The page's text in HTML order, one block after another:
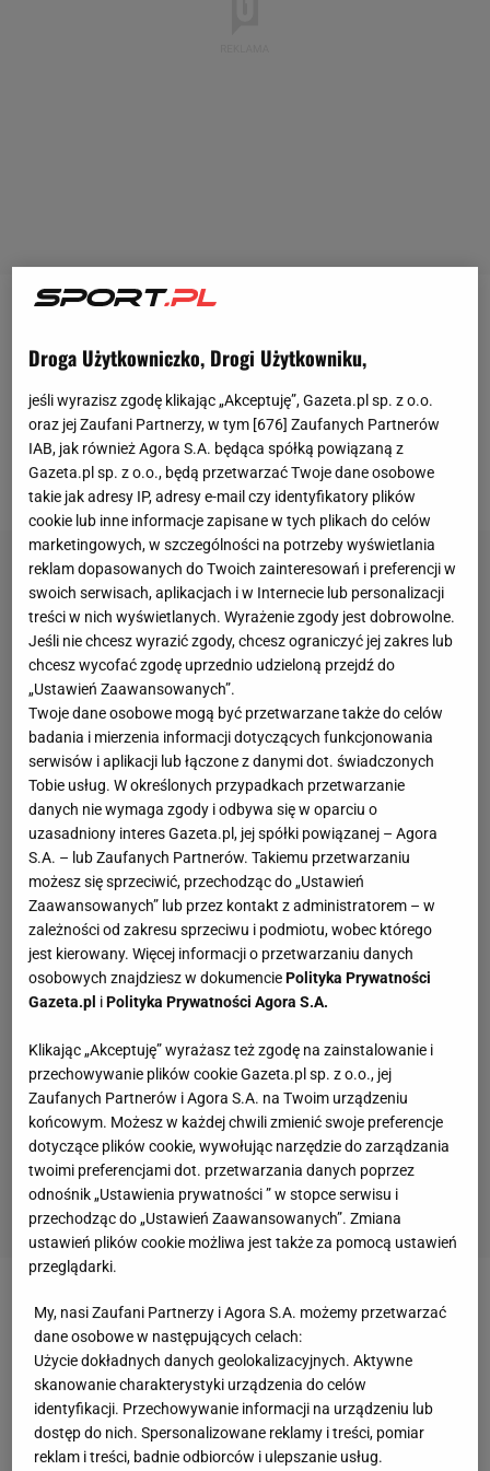
Jagiellonii Białystok z Molde w fazie ligowej Ligi
finału mogą trafić naLegię Warszawa. Warunkiem
jest wygranie dwumeczu z Shamrock Rovers, co
będzie problematyczne.
Zobacz wideoNajładniejsze gole 24. kolejki Premier
League
Grali potencjalni rywale Legii Warszawa w Lidze
Konferencji. Molde przegrało z Shamrock Rovers
Droga Użytkowniczko, Drogi Użytkowniku,
jeśli wyrazisz zgodę klikając „Akceptuję”, Gazeta.pl sp. z o.o.
oraz jej Zaufani Partnerzy, w tym [676] Zaufanych Partnerów
IAB, jak również Agora S.A. będąca spółką powiązaną z
Gazeta.pl sp. z o.o., będą przetwarzać Twoje dane osobowe
takie jak adresy IP, adresy e-mail czy identyfikatory plików
cookie lub inne informacje zapisane w tych plikach do celów
marketingowych, w szczególności na potrzeby wyświetlania
reklam dopasowanych do Twoich zainteresowań i preferencji w
swoich serwisach, aplikacjach i w Internecie lub personalizacji
treści w nich wyświetlanych. Wyrażenie zgody jest dobrowolne.
Jeśli nie chcesz wyrazić zgody, chcesz ograniczyć jej zakres lub
chcesz wycofać zgodę uprzednio udzieloną przejdź do
„Ustawień Zaawansowanych”.
Twoje dane osobowe mogą być przetwarzane także do celów
badania i mierzenia informacji dotyczących funkcjonowania
serwisów i aplikacji lub łączone z danymi dot. świadczonych
Tobie usług. W określonych przypadkach przetwarzanie
danych nie wymaga zgody i odbywa się w oparciu o
uzasadniony interes Gazeta.pl, jej spółki powiązanej – Agora
S.A. – lub Zaufanych Partnerów. Takiemu przetwarzaniu
możesz się sprzeciwić, przechodząc do „Ustawień
Zaawansowanych” lub przez kontakt z administratorem – w
zależności od zakresu sprzeciwu i podmiotu, wobec którego
jest kierowany. Więcej informacji o przetwarzaniu danych
osobowych znajdziesz w dokumenciePolityka Prywatności
Gazeta.pl iPolityka Prywatności Agora S.A.
Klikając „Akceptuję” wyrażasz też zgodę na zainstalowanie i
przechowywanie plików cookie Gazeta.pl sp. z o.o., jej
Zaufanych Partnerów i Agora S.A. na Twoim urządzeniu
końcowym. Możesz w każdej chwili zmienić swoje preferencje
dotyczące plików cookie, wywołując narzędzie do zarządzania
twoimi preferencjami dot. przetwarzania danych poprzez
odnośnik „Ustawienia prywatności ” w stopce serwisu i
przechodząc do „Ustawień Zaawansowanych”. Zmiana
ustawień plików cookie możliwa jest także za pomocą ustawień
przeglądarki.
My, nasi Zaufani Partnerzy i Agora S.A. możemy przetwarzać
dane osobowe w następujących celach:
Użycie dokładnych danych geolokalizacyjnych. Aktywne
skanowanie charakterystyki urządzenia do celów
identyfikacji. Przechowywanie informacji na urządzeniu lub
dostęp do nich. Spersonalizowane reklamy i treści, pomiar
reklam i treści, badnie odbiorców i ulepszanie usług.